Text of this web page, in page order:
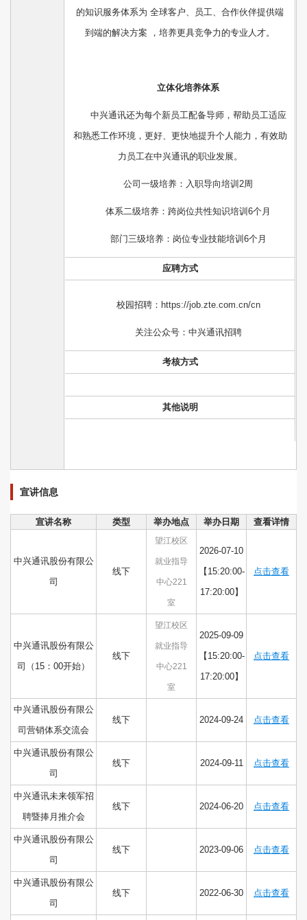
的知识服务体系为 全球客户、员工、合作伙伴提供端
到端的解决方案 ，培养更具竞争力的专业人才。
立体化培养体系
中兴通讯还为每个新员工配备导师，帮助员工适应
和熟悉工作环境，更好、更快地提升个人能力，有效助
力员工在中兴通讯的职业发展。
公司一级培养：入职导向培训2周
体系二级培养：跨岗位共性知识培训6个月
部门三级培养：岗位专业技能培训6个月
应聘方式
校园招聘： https://job.zte.com.cn/cn
关注公众号：中兴通讯招聘
考核方式
其他说明
宣讲信息
宣讲名称 类型 举办地点 举办日期 查看详情
中兴通讯股份有限公
司
线下
望江校区
就业指导
中心221
室
2026-07-10
【15:20:00-
17:20:00】
点击查看
中兴通讯股份有限公
司（15：00开始）
线下
望江校区
就业指导
中心221
室
2025-09-09
【15:20:00-
17:20:00】
点击查看
中兴通讯股份有限公
司营销体系交流会
线下 2024-09-24 点击查看
中兴通讯股份有限公
司
线下 2024-09-11 点击查看
中兴通讯未来领军招
聘暨捧月推介会
线下 2024-06-20 点击查看
中兴通讯股份有限公
司
线下 2023-09-06 点击查看
中兴通讯股份有限公
司
线下 2022-06-30 点击查看